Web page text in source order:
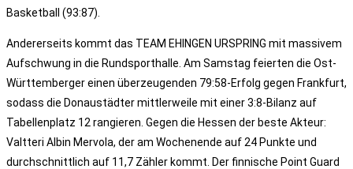
Basketball (93:87).
Andererseits kommt das TEAM EHINGEN URSPRING mit massivem
Aufschwung in die Rundsporthalle. Am Samstag feierten die Ost-
Württemberger einen überzeugenden 79:58-Erfolg gegen Frankfurt,
sodass die Donaustädter mittlerweile mit einer 3:8-Bilanz auf
Tabellenplatz 12 rangieren. Gegen die Hessen der beste Akteur:
Valtteri Albin Mervola, der am Wochenende auf 24 Punkte und
durchschnittlich auf 11,7 Zähler kommt. Der finnische Point Guard